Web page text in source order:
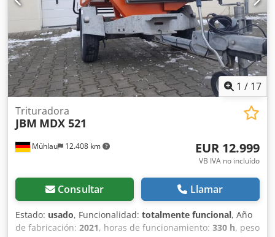
1 / 17
Mühlau 12.408 km
Trituradora
JBM MDX 521
EUR 12.999
VB IVA no incluído
Consultar Llamar
Estado: usado, Funcionalidad: totalmente funcional, Año
de fabricación: 2021, horas de funcionamiento: 330 h, peso